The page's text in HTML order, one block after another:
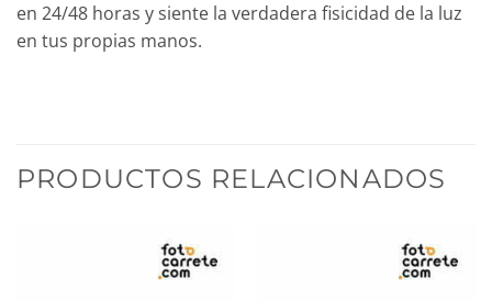
en 24/48 horas y siente la verdadera fisicidad de la luz
en tus propias manos.
PRODUCTOS RELACIONADOS